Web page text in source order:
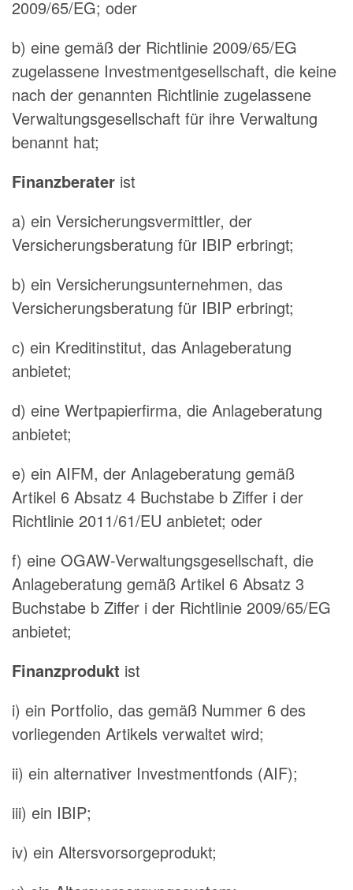
2009/65/EG; oder
b) eine gemäß der Richtlinie 2009/65/EG
zugelassene Investmentgesellschaft, die keine
nach der genannten Richtlinie zugelassene
Verwaltungsgesellschaft für ihre Verwaltung
benannt hat;
Finanzberater ist
a) ein Versicherungsvermittler, der
Versicherungsberatung für IBIP erbringt;
b) ein Versicherungsunternehmen, das
Versicherungsberatung für IBIP erbringt;
c) ein Kreditinstitut, das Anlageberatung
anbietet;
d) eine Wertpapierfirma, die Anlageberatung
anbietet;
e) ein AIFM, der Anlageberatung gemäß
Artikel 6 Absatz 4 Buchstabe b Ziffer i der
Richtlinie 2011/61/EU anbietet; oder
f) eine OGAW-Verwaltungsgesellschaft, die
Anlageberatung gemäß Artikel 6 Absatz 3
Buchstabe b Ziffer i der Richtlinie 2009/65/EG
anbietet;
Finanzprodukt ist
i) ein Portfolio, das gemäß Nummer 6 des
vorliegenden Artikels verwaltet wird;
ii) ein alternativer Investmentfonds (AIF);
iii) ein IBIP;
iv) ein Altersvorsorgeprodukt;